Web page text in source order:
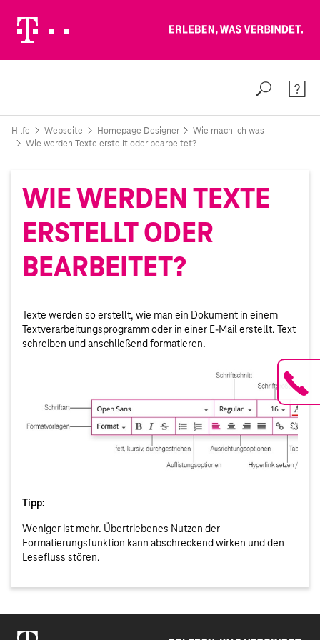
Suche
Hilfe Webseite Homepage Designer
Wie mach ich was
Wie werden Texte erstellt oder bearbeitet?
WIE WERDEN TEXTE
ERSTELLT ODER
BEARBEITET?
Texte werden so erstellt, wie man ein Dokument in einem
Textverarbeitungsprogramm oder in einer E-Mail erstellt. Text
schreiben und anschließend formatieren.
Tipp:
Weniger ist mehr. Übertriebenes Nutzen der
Formatierungsfunktion kann abschreckend wirken und den
Lesefluss stören.